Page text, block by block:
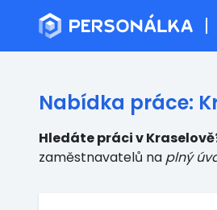
Nabídka práce:
Hledáte práci v
zaměstnavatelů na plný